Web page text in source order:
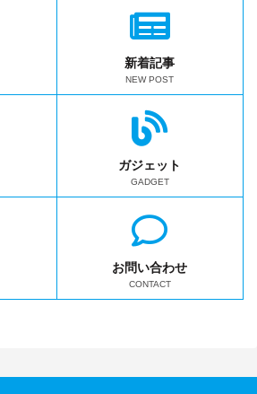
新着記事
NEW POST
ガジェット
GADGET
お問い合わせ
CONTACT